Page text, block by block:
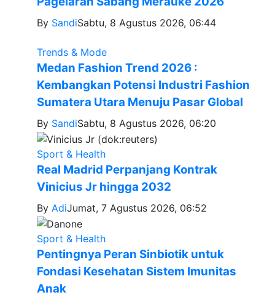
By SandiSabtu, 8 Agustus 2026, 06:44
Trends & Mode
Medan Fashion Trend 2026 :
Kembangkan Potensi Industri Fashion
Sumatera Utara Menuju Pasar Global
By SandiSabtu, 8 Agustus 2026, 06:20
Sport & Health
Real Madrid Perpanjang Kontrak
Vinicius Jr hingga 2032
By AdiJumat, 7 Agustus 2026, 06:52
Sport & Health
Pentingnya Peran Sinbiotik untuk
Fondasi Kesehatan Sistem Imunitas
Anak